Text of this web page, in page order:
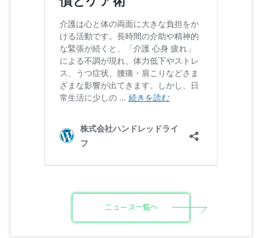
ニュース一覧へ